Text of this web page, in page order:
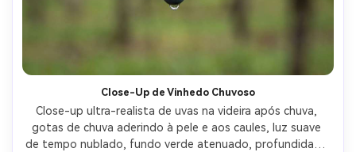
Close-Up de Vinhedo Chuvoso
Close-up ultra-realista de uvas na videira após chuva,
gotas de chuva aderindo à pele e aos caules, luz suave
de tempo nublado, fundo verde atenuado, profundidade